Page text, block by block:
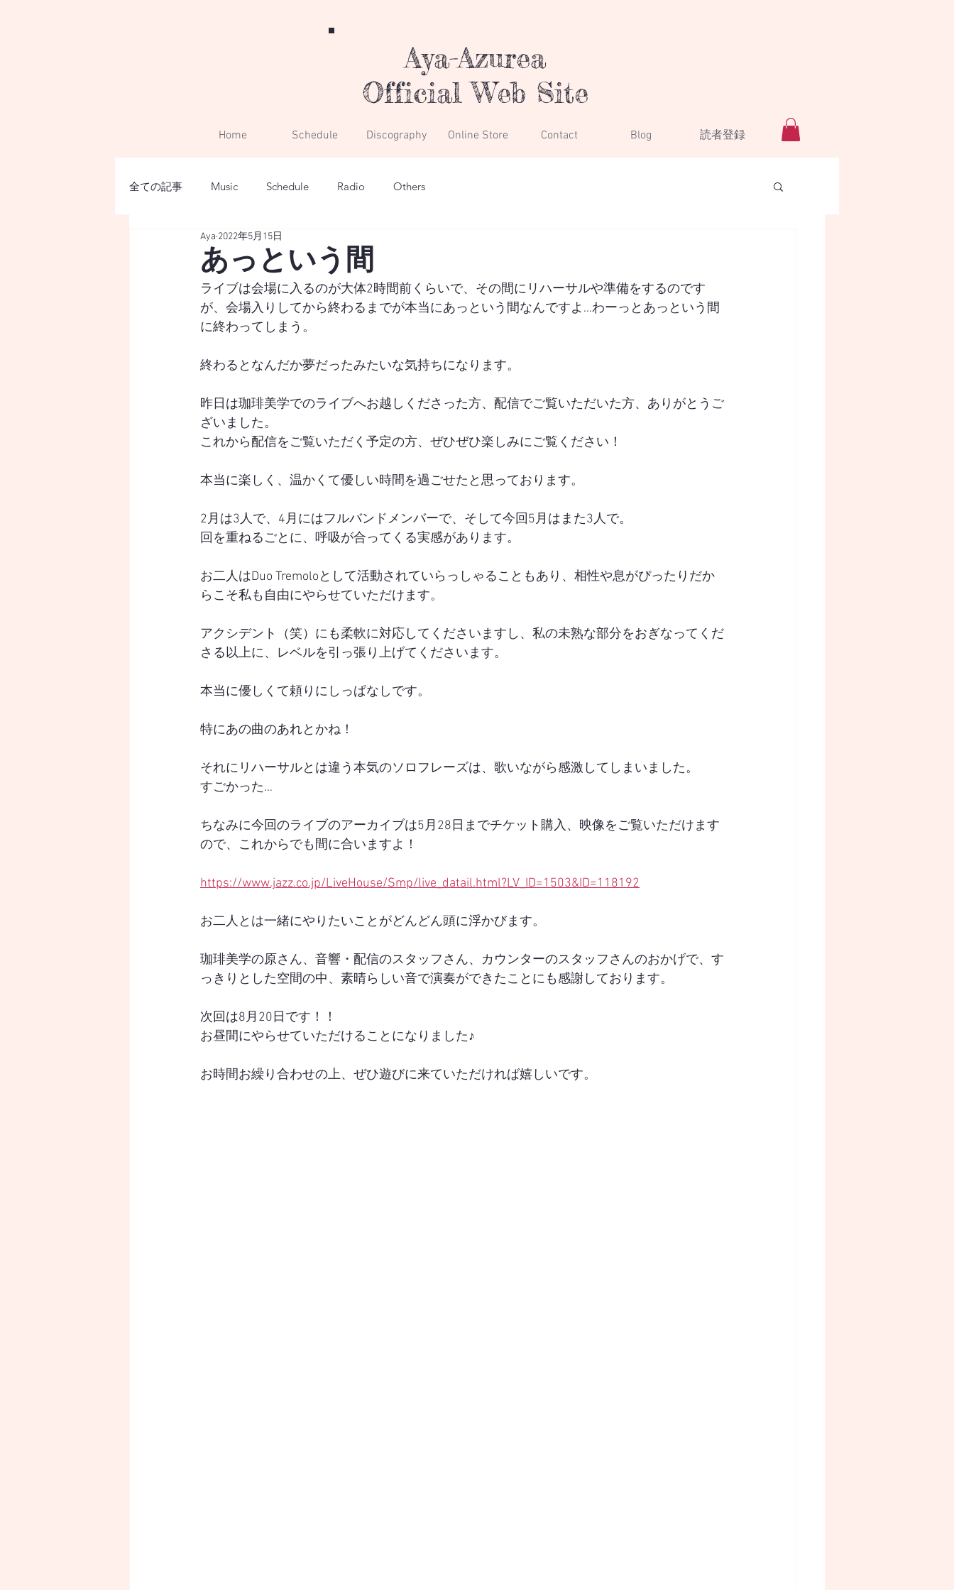
Aya-Azurea
Official Web Site
Home Schedule Discography Online Store Contact Blog 読者登録
全ての記事 Music Schedule Radio Others
あっという間
Aya 2022年5月15日
ライブは会場に入るのが大体2時間前くらいで、その間にリハーサルや準備をするのです
が、会場入りしてから終わるまでが本当にあっという間なんですよ…わーっとあっという間
に終わってしまう。
終わるとなんだか夢だったみたいな気持ちになります。
昨日は珈琲美学でのライブへお越しくださった方、配信でご覧いただいた方、ありがとうご
ざいました。
これから配信をご覧いただく予定の方、ぜひぜひ楽しみにご覧ください！
本当に楽しく、温かくて優しい時間を過ごせたと思っております。
2月は3人で、4月にはフルバンドメンバーで、そして今回5月はまた3人で。
回を重ねるごとに、呼吸が合ってくる実感があります。
お二人はDuo Tremoloとして活動されていらっしゃることもあり、相性や息がぴったりだか
らこそ私も自由にやらせていただけます。
アクシデント（笑）にも柔軟に対応してくださいますし、私の未熟な部分をおぎなってくだ
さる以上に、レベルを引っ張り上げてくださいます。
本当に優しくて頼りにしっぱなしです。
特にあの曲のあれとかね！
それにリハーサルとは違う本気のソロフレーズは、歌いながら感激してしまいました。
すごかった…
ちなみに今回のライブのアーカイブは5月28日までチケット購入、映像をご覧いただけます
ので、これからでも間に合いますよ！
https://www.jazz.co.jp/LiveHouse/Smp/live_datail.html?LV_ID=1503&ID=118192
お二人とは一緒にやりたいことがどんどん頭に浮かびます。
珈琲美学の原さん、音響・配信のスタッフさん、カウンターのスタッフさんのおかげで、す
っきりとした空間の中、素晴らしい音で演奏ができたことにも感謝しております。
次回は8月20日です！！
お昼間にやらせていただけることになりました♪
お時間お繰り合わせの上、ぜひ遊びに来ていただければ嬉しいです。